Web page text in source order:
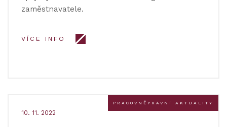
zaměstnavatele.
VÍCE INFO
PRACOVNĚPRÁVNÍ AKTUALITY
10. 11. 2022